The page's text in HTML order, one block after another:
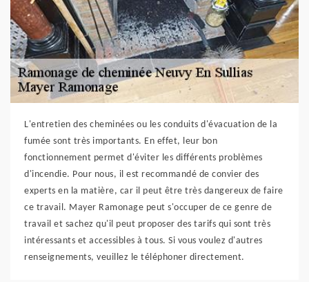
L'entretien des cheminées ou les conduits d'évacuation de la
fumée sont très importants. En effet, leur bon
fonctionnement permet d'éviter les différents problèmes
d'incendie. Pour nous, il est recommandé de convier des
experts en la matière, car il peut être très dangereux de faire
ce travail. Mayer Ramonage peut s'occuper de ce genre de
travail et sachez qu'il peut proposer des tarifs qui sont très
intéressants et accessibles à tous. Si vous voulez d'autres
renseignements, veuillez le téléphoner directement.